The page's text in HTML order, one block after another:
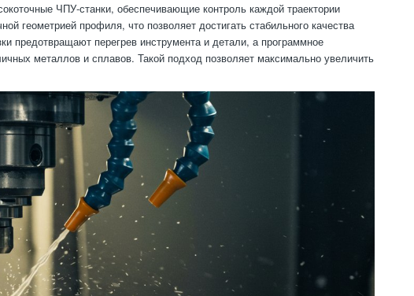
ЧПУ-станки, обеспечивающие контроль каждой траектории
геометрией профиля, что позволяет достигать стабильного качества
предотвращают перегрев инструмента и детали, а программное
металлов и сплавов. Такой подход позволяет максимально увеличить